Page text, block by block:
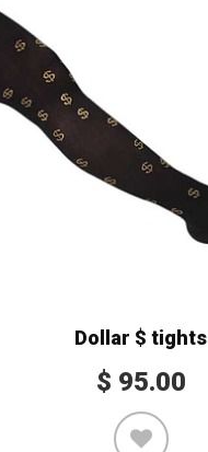
Dollar $ tights
$ 95.00